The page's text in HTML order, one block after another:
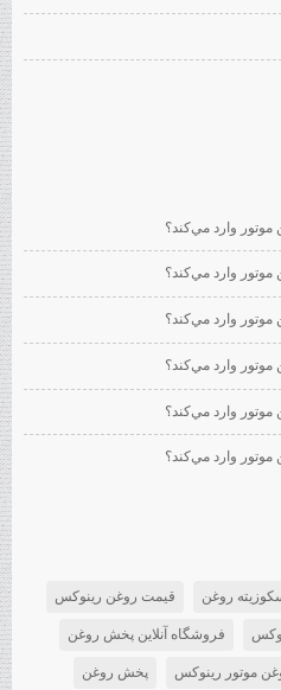
وارد مي‌كند؟
وارد مي‌كند؟
وارد مي‌كند؟
وارد مي‌كند؟
وارد مي‌كند؟
وارد مي‌كند؟
روغن قیمت روغن رینوکس
فروشگاه آنلاین پخش روغن
موتور رینوکس پخش روغن